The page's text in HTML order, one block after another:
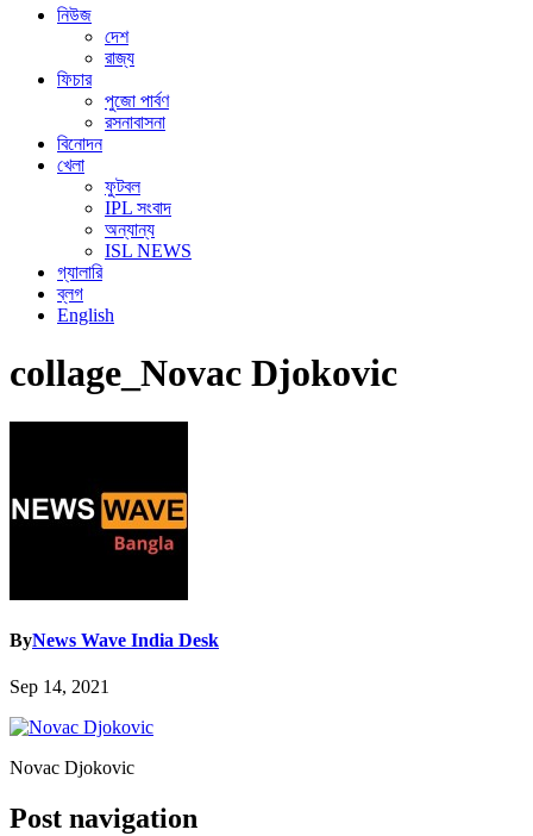
নিউজ
দেশ
রাজ্য
ফিচার
পুজো পার্বণ
রসনাবাসনা
বিনোদন
খেলা
ফুটবল
IPL সংবাদ
অন্যান্য
ISL NEWS
গ্যালারি
ব্লগ
English
collage_Novac Djokovic
ByNews Wave India Desk
Sep 14, 2021
Novac Djokovic
Post navigation